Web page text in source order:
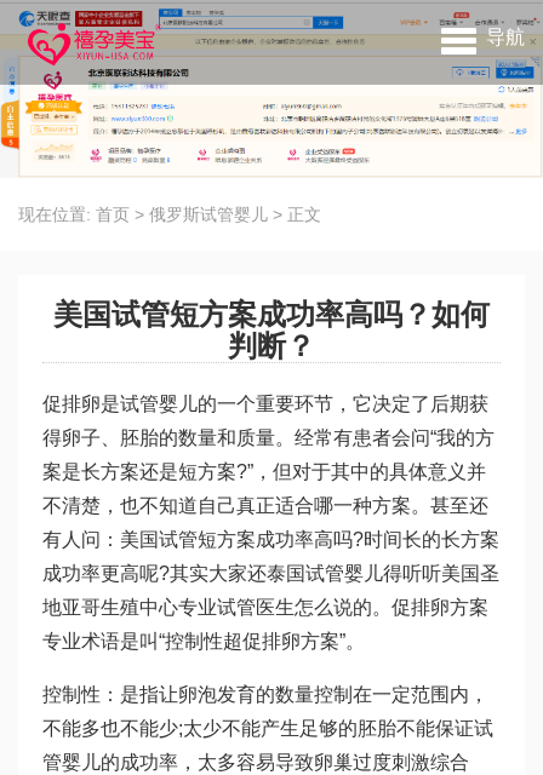
导航
现在位置: 首页 > 俄罗斯试管婴儿 > 正文
美国试管短方案成功率高吗？如何
判断？
促排卵是试管婴儿的一个重要环节，它决定了后期获
得卵子、胚胎的数量和质量。经常有患者会问“我的方
案是长方案还是短方案?”，但对于其中的具体意义并
不清楚，也不知道自己真正适合哪一种方案。甚至还
有人问：美国试管短方案成功率高吗?时间长的长方案
成功率更高呢?其实大家还泰国试管婴儿得听听美国圣
地亚哥生殖中心专业试管医生怎么说的。促排卵方案
专业术语是叫“控制性超促排卵方案”。
控制性：是指让卵泡发育的数量控制在一定范围内，
不能多也不能少;太少不能产生足够的胚胎不能保证试
管婴儿的成功率，太多容易导致卵巢过度刺激综合